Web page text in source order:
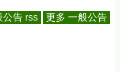
公告 rss 更多 一般公告